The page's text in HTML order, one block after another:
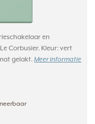
en
Corbusier. Kleur: vert
gelakt. Meer informatie